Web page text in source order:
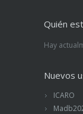
Quién
Hay
Nuevos
ICARO